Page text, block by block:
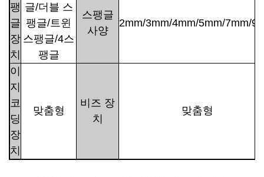
팽
글
장
치
글/더블 스
팽글/트윈
스팽글/4스
팽글
스팽글
사양
2mm/3mm/4mm/5mm/7mm/
이
지
코
딩
장
치
맞춤형
비즈 장
치
맞춤형